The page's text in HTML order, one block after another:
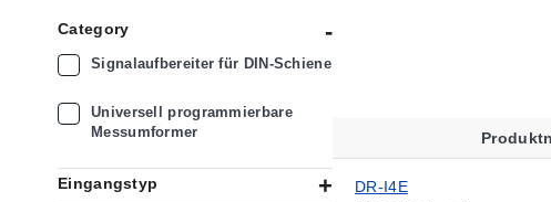
Category
Signalaufbereiter für DIN-Schiene
Universell programmierbare
Messumformer
Eingangstyp
DR-I4E